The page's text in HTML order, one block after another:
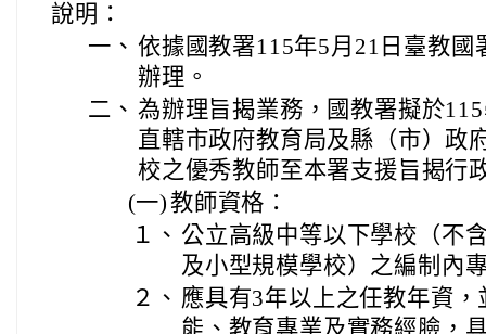
說明：
一、 依據國教署115年5月21日臺教國
辦理。
二、 為辦理旨揭業務，國教署擬於
直轄市政府教育局及縣（市）政
校之優秀教師至本署支援旨揭行
(一)教師資格：
１、 公立高級中等以下學校（不
及小型規模學校）之編制內
２、 應具有3年以上之任教年資
能、教育專業及實務經臉，